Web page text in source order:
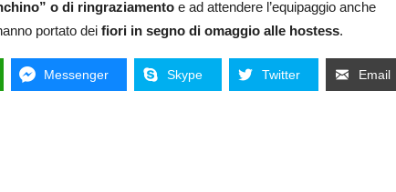
o di ringraziamento e ad attendere l’equipaggio anche
portato dei fiori in segno di omaggio alle hostess.
Messenger Skype Twitter Email